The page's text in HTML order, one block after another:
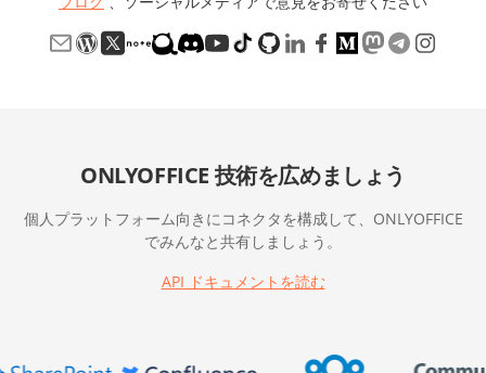
ONLYOFFICE 技術を広めましょう
個人プラットフォーム向きにコネクタを構成して、ONLYOFFICE
でみんなと共有しましょう。
API ドキュメントを読む